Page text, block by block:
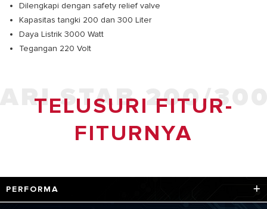
Dilengkapi dengan safety relief valve
Kapasitas tangki 200 dan 300 Liter
Daya Listrik 3000 Watt
Tegangan 220 Volt
ARI STAB 200/
TELUSURI FITUR-
FITURNYA
PERFORMA